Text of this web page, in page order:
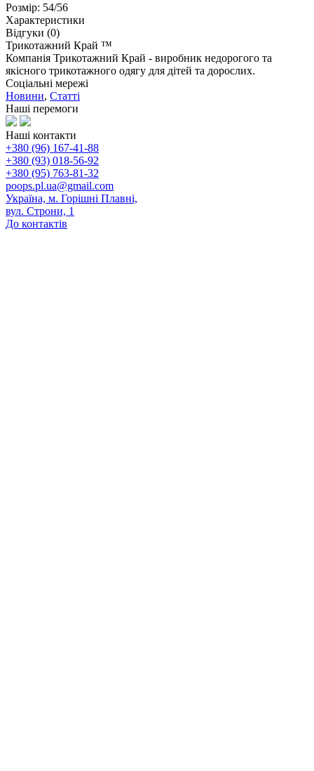
Розмір: 54/56
Характеристики
Відгуки (0)
Трикотажний Край ™
Компанія Трикотажний Край - виробник недорогого та
якісного трикотажного одягу для дітей та дорослих.
Соціальні мережі
Новини, Статті
Наші перемоги
Наші контакти
+380 (96) 167-41-88
+380 (93) 018-56-92
+380 (95) 763-81-32
poops.pl.ua@gmail.com
Україна, м. Горішні Плавні,
вул. Строни, 1
До контактів